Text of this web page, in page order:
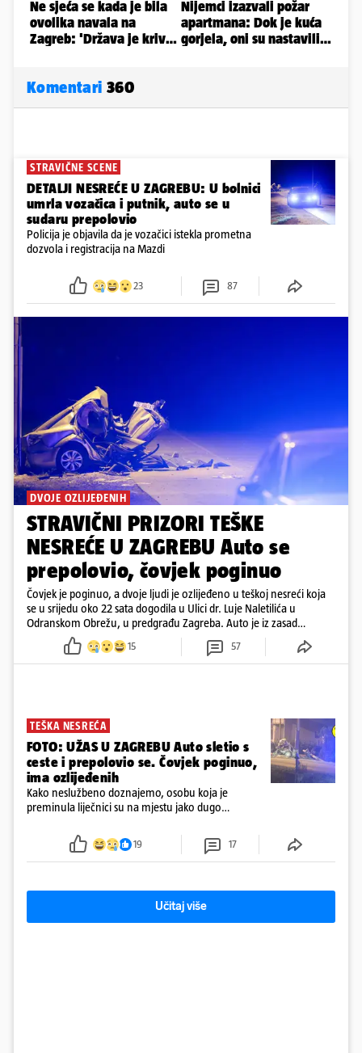
Komentari 360
STRAVIČNE SCENE
DETALJI NESREĆE U ZAGREBU: U bolnici
umrla vozačica i putnik, auto se u
sudaru prepolovio
Policija je objavila da je vozačici istekla prometna
dozvola i registracija na Mazdi
23 87
DVOJE OZLIJEĐENIH
STRAVIČNI PRIZORI TEŠKE
NESREĆE U ZAGREBU Auto se
prepolovio, čovjek poginuo
Čovjek je poginuo, a dvoje ljudi je ozlijeđeno u teškoj nesreći koja
se u srijedu oko 22 sata dogodila u Ulici dr. Luje Naletilića u
Odranskom Obrežu, u predgrađu Zagreba. Auto je iz zasad
neutvrđenih razloga sletio s kolnika, a od siline udara vozilo se
prepolovilo.
15 57
TEŠKA NESREĆA
FOTO: UŽAS U ZAGREBU Auto sletio s
ceste i prepolovio se. Čovjek poginuo,
ima ozlijeđenih
Kako neslužbeno doznajemo, osobu koja je
preminula liječnici su na mjestu jako dugo
19 17
Učitaj više